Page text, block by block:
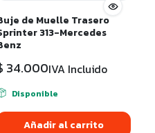
de Muelle Trasero
313-Mercedes
34.000IVA Incluido
Disponible
Añadir al carrito